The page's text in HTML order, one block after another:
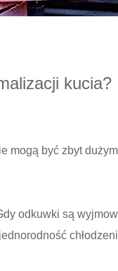
kucia?
mogą być zbyt
odkuwki są